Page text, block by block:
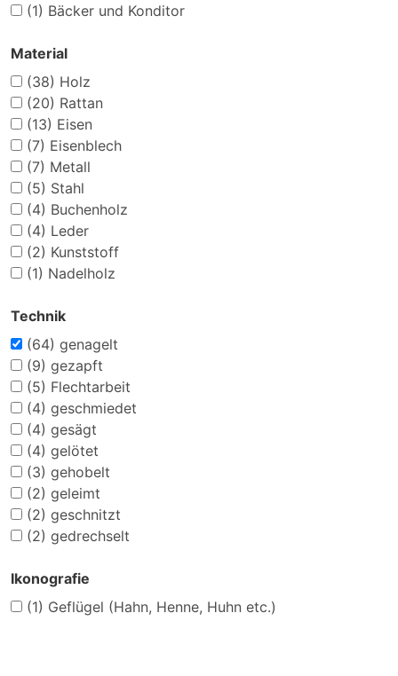
(1) Bäcker und Konditor
Material
(38) Holz
(20) Rattan
(13) Eisen
(7) Eisenblech
(7) Metall
(5) Stahl
(4) Buchenholz
(4) Leder
(2) Kunststoff
(1) Nadelholz
Technik
(64) genagelt
(9) gezapft
(5) Flechtarbeit
(4) geschmiedet
(4) gesägt
(4) gelötet
(3) gehobelt
(2) geleimt
(2) geschnitzt
(2) gedrechselt
Ikonografie
(1) Geflügel (Hahn, Henne, Huhn etc.)